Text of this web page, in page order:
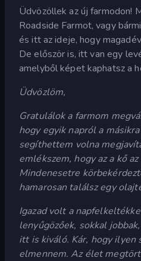
Üdvözöllek az új farmodon!
Roadside Farmot, vagy
és itt az ideje, hogy
De először is, itt van egy
amelyből képet kaphatsz a
Üdvözlöm,
Gratulálok a farmom
hogy egyik napról a
segíthettem volna
emlékszem, hogy az a kő
Mindenesetre
hamarosan találsz egy
Igazad volt a
lenyűgözőek, sokkal
itt is kiváló. Kár, hogy
elmennem. Az élet